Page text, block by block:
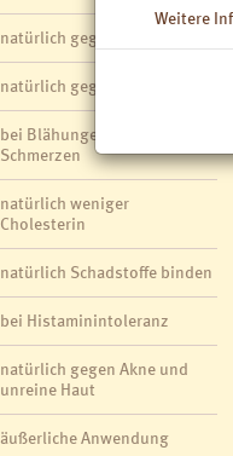
natürlich gegen Durchfall
natürlich gegen Reizdarm
bei Blähungen und
Schmerzen
natürlich weniger
Cholesterin
natürlich Schadstoffe binden
bei Histaminintoleranz
natürlich gegen Akne und
unreine Haut
äußerliche Anwendung
Weitere